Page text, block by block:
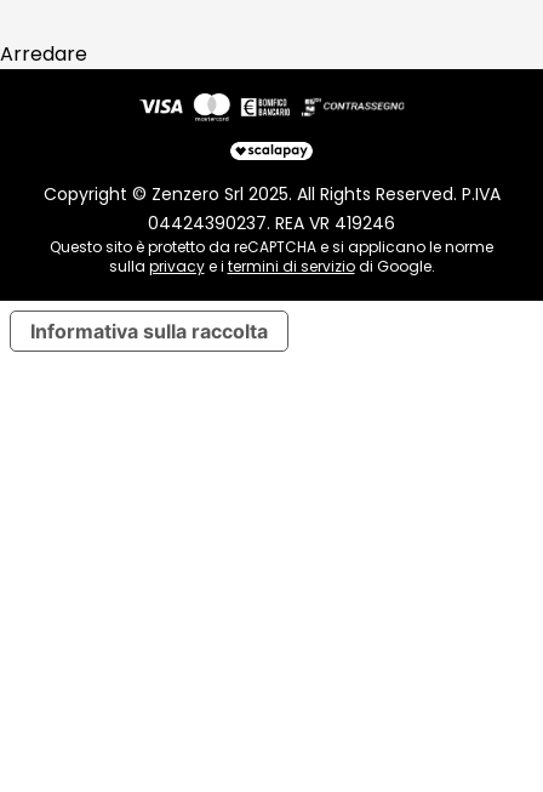
Arredare
Copyright © Zenzero Srl 2025. All Rights Reserved. P.IVA
04424390237. REA VR 419246
Questo sito è protetto da reCAPTCHA e si applicano le norme
sulla privacye i termini di serviziodi Google.
Informativa sulla raccolta